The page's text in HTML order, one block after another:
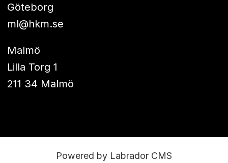
Göteborg
ml@hkm.se
Malmö
Lilla Torg 1
211 34 Malmö
Powered by Labrador CMS